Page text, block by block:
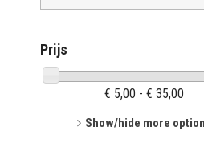
Prijs
€ 5,00 - € 35,00
Show/hide more